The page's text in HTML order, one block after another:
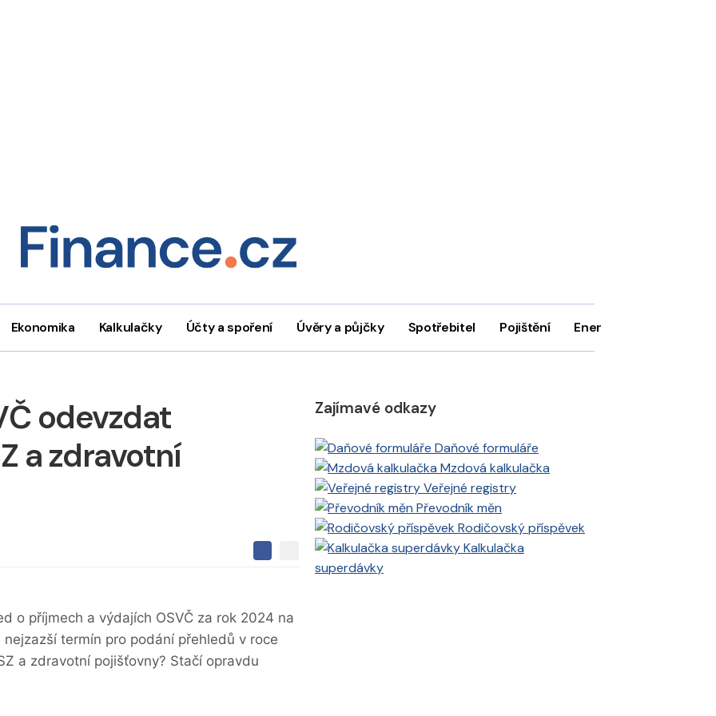
Ekonomika Kalkulačky Účty a spoření Úvěry a půjčky Spotřebitel Pojištění Energie
odevzdat
a zdravotní
S
l
e
t
S
j
e
e
j
o příjmech a výdajích OSVČ za rok 2024 na
termín pro podání přehledů v roce
a zdravotní pojišťovny? Stačí opravdu
Zajímavé odkazy
Daňové formuláře
Mzdová kalkulačka
Veřejné registry
Převodník měn
Rodičovský příspěvek
Kalkulačka
superdávky